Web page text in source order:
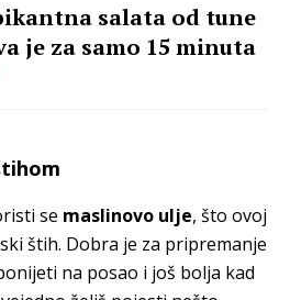
salata od tune
je za samo 15 minuta
se maslinovo ulje, što ovoj
štih. Dobra je za pripremanje
na posao i još bolja kad